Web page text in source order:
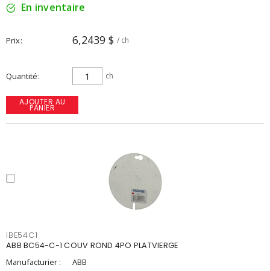
En inventaire
Prix 6,2439 $ / ch
Quantité ch
AJOUTER AU
PANIER
IBE54C1
ABB BC54-C-1 COUV ROND 4PO PLATVIERGE
Manufacturier :
ABB